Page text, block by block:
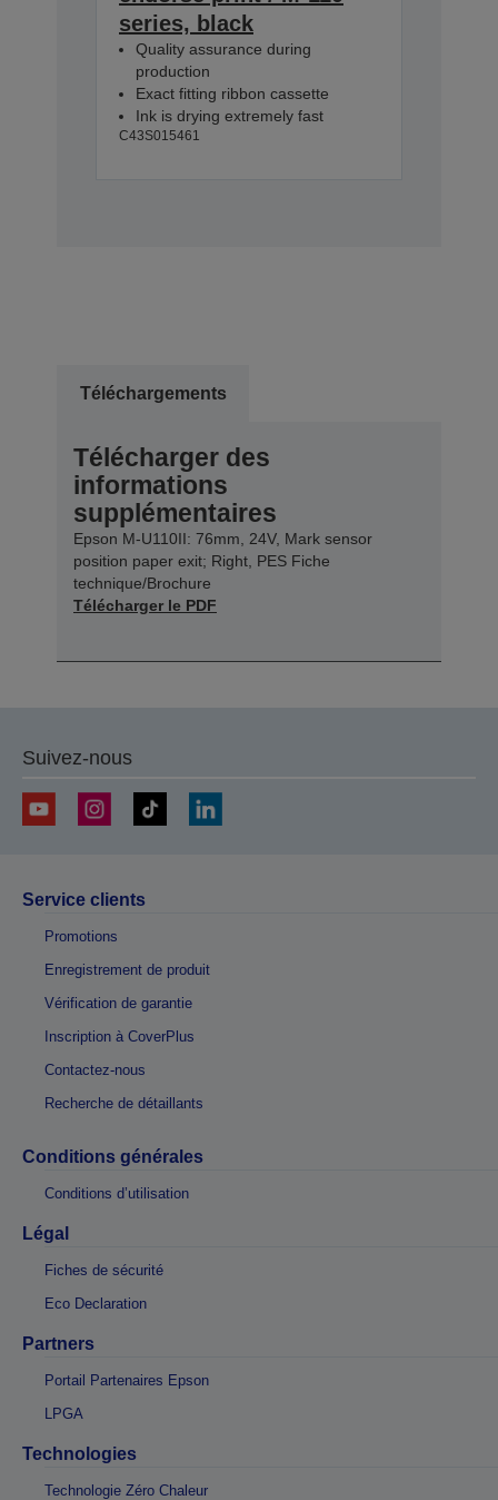
series, black
Quality assurance during
production
Exact fitting ribbon cassette
Ink is drying extremely fast
C43S015461
Téléchargements
Télécharger des
informations
supplémentaires
Epson M-U110II: 76mm, 24V, Mark sensor
position paper exit; Right, PES Fiche
technique/Brochure
Télécharger le PDF
Suivez-nous
Service clients
Promotions
Enregistrement de produit
Vérification de garantie
Inscription à CoverPlus
Contactez-nous
Recherche de détaillants
Conditions générales
Conditions d’utilisation
Légal
Fiches de sécurité
Eco Declaration
Partners
Portail Partenaires Epson
LPGA
Technologies
Technologie Zéro Chaleur